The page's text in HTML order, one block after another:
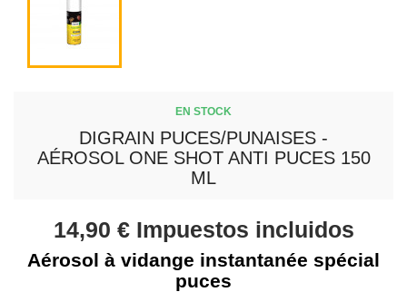
EN STOCK
DIGRAIN PUCES/PUNAISES -
AÉROSOL ONE SHOT ANTI PUCES 150
ML
14,90 € Impuestos incluidos
Aérosol à vidange instantanée spécial
puces